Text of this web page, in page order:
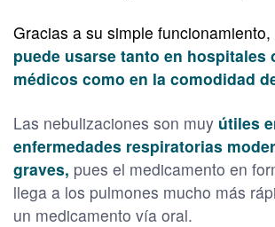
Gracias a su simple
puede usarse tanto en hospitales
médicos como en la comodidad
Las nebulizaciones son muy útiles
enfermedades respiratorias
graves, pues el medicamento en
llega a los pulmones mucho más
un medicamento vía oral.